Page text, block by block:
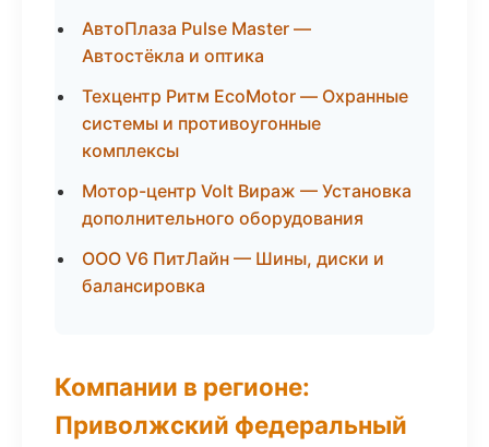
АвтоПлаза Pulse Master —
Автостёкла и оптика
Техцентр Ритм EcoMotor — Охранные
системы и противоугонные
комплексы
Мотор-центр Volt Вираж — Установка
дополнительного оборудования
ООО V6 ПитЛайн — Шины, диски и
балансировка
Компании в регионе:
Приволжский федеральный